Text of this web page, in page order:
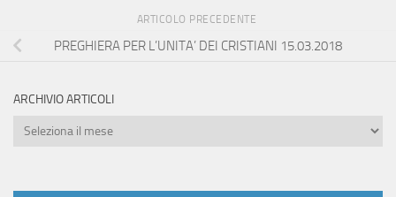
ARTICOLO PRECEDENTE
PREGHIERA PER L’UNITA’ DEI CRISTIANI 15.03.2018
ARCHIVIO ARTICOLI
Archivio